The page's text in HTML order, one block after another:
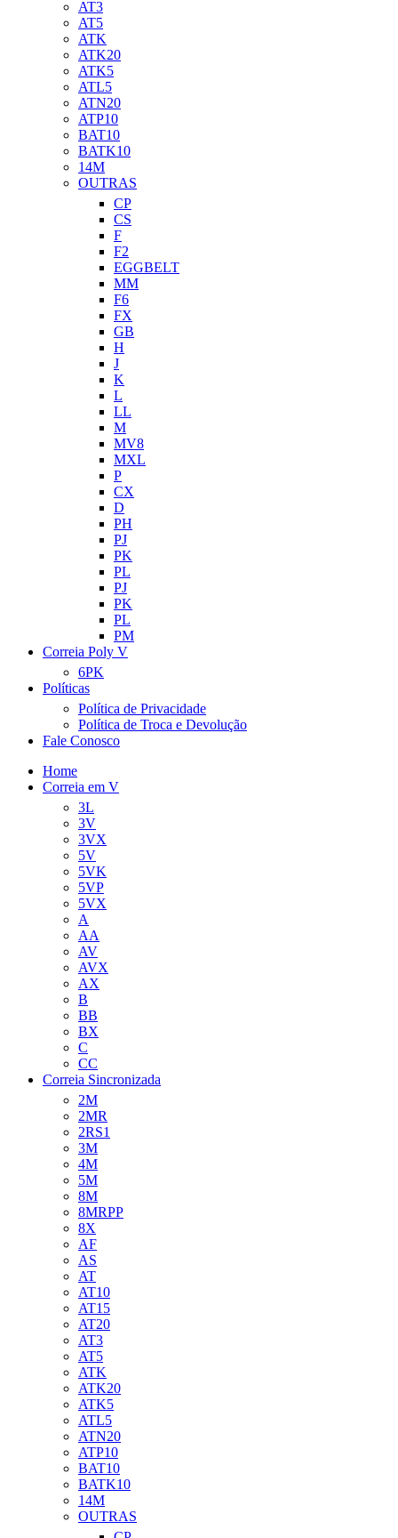
AT3
AT5
ATK
ATK20
ATK5
ATL5
ATN20
ATP10
BAT10
BATK10
14M
OUTRAS
CP
CS
F
F2
EGGBELT
MM
F6
FX
GB
H
J
K
L
LL
M
MV8
MXL
P
CX
D
PH
PJ
PK
PL
PJ
PK
PL
PM
Correia Poly V
6PK
Políticas
Política de Privacidade
Política de Troca e Devolução
Fale Conosco
Home
Correia em V
3L
3V
3VX
5V
5VK
5VP
5VX
A
AA
AV
AVX
AX
B
BB
BX
C
CC
Correia Sincronizada
2M
2MR
2RS1
3M
4M
5M
8M
8MRPP
8X
AF
AS
AT
AT10
AT15
AT20
AT3
AT5
ATK
ATK20
ATK5
ATL5
ATN20
ATP10
BAT10
BATK10
14M
OUTRAS